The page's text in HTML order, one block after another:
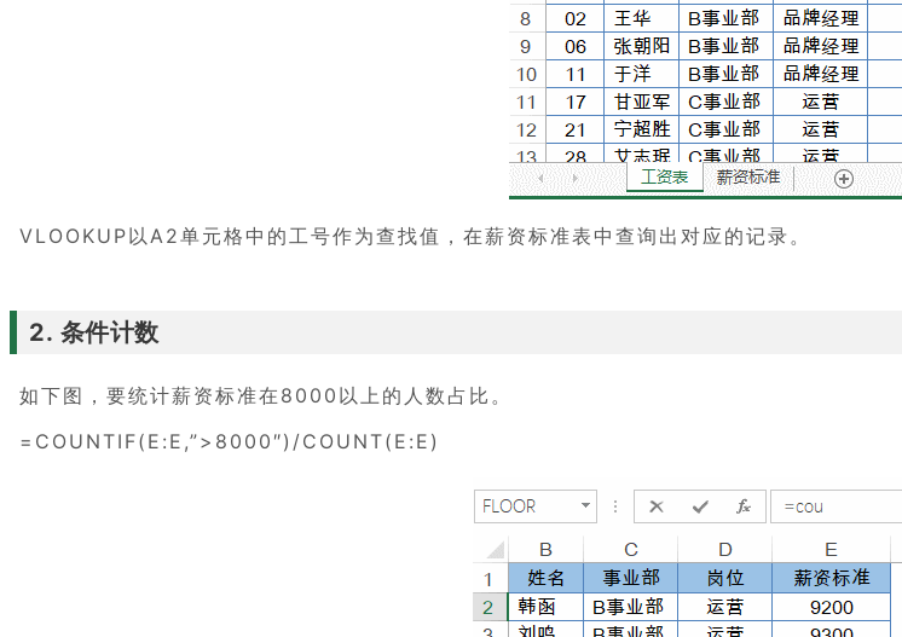
VLOOKUP以A2单元格中的工号作为查找值，在薪资标准表中查询出对应的记录。
2. 条件计数
如下图，要统计薪资标准在8000以上的人数占比。
=COUNTIF(E:E,”>8000″)/COUNT(E:E)